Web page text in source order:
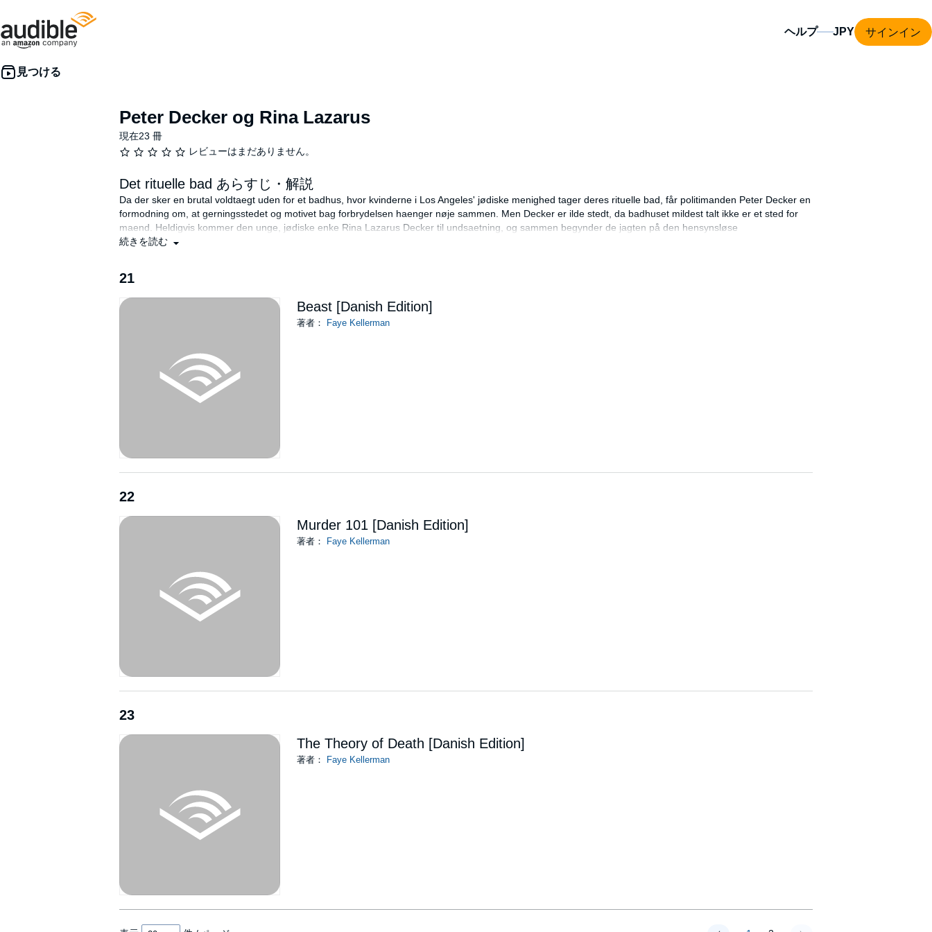
ヘルプ サインイン
Peter Decker og Rina Lazarus
現在23 冊
レビューはまだありません。
Det rituelle bad あらすじ・解説
Da der sker en brutal voldtaegt uden for et badhus, hvor kvinderne i Los Angeles' jødiske menighed tager deres rituelle bad, får politimanden Peter Decker en
formodning om, at gerningsstedet og motivet bag forbrydelsen haenger nøje sammen. Men Decker er ilde stedt, da badhuset mildest talt ikke er et sted for
maend. Heldigvis kommer den unge, jødiske enke Rina Lazarus Decker til undsaetning, og sammen begynder de jagten på den hensynsløse
voldtaegtsmand...
politimanden Peter Decker og hans opklaringsmakker Rina Lazarus har haft succes over det meste af verden.
©2016 Lindhardt og Ringhof. Translated by Jytte Kohlschen (P)2016 Lindhardt og Ringhof
続きを読む
21
Beast [Danish Edition]
著者： Faye Kellerman
22
Murder 101 [Danish Edition]
著者： Faye Kellerman
23
The Theory of Death [Danish Edition]
著者： Faye Kellerman